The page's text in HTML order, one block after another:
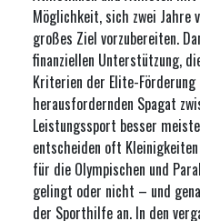
Möglichkeit, sich zwei Jahre
großes Ziel vorzubereiten.
finanziellen Unterstützung,
Kriterien der Elite-
herausfordernden Spagat
Leistungssport besser
entscheiden oft
für die Olympischen und
gelingt oder nicht – und
der Sporthilfe an. In den